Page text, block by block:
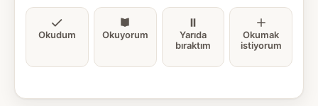
Okudum Okuyorum
Yarıda
bıraktım
Okumak
istiyorum